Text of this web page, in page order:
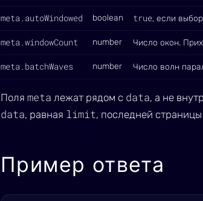
meta.autoWindowed boolean true, если
meta.windowCount number Число окон.
meta.batchWaves number Число волн
Поля meta лежат рядом с data, а не
data, равная limit, последней
Пример ответа